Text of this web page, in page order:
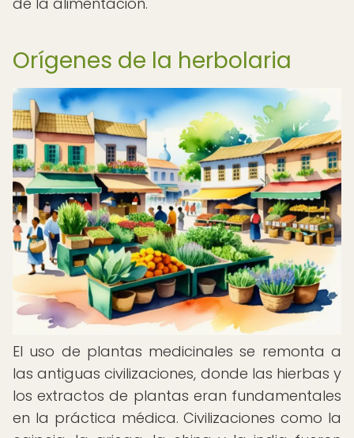
Orígenes de la herbolaria
El uso de plantas medicinales se remonta a
las antiguas civilizaciones, donde las hierbas y
los extractos de plantas eran fundamentales
en la práctica médica. Civilizaciones como la